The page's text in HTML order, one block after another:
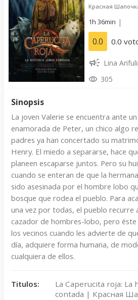
Красная
1h 36min |
0.0 0.0
Lina
305
Sinopsis
La joven Valerie se encuentra ante
enamorada de Peter, un chico algo
padres ya han concertado su
Henry. El miedo a separarse, hace
planeen escaparse juntos. Pero su
cuando se enteran de que la
sido asesinada por el hombre lobo
bosque que rodea el pueblo. Para
una vez por todas, el pueblo recurre
cazador de hombres-lobo, pero
los vecinos cuando les advierte de
día, adquiere forma humana, de
cualquiera de ellos.
Titulos:
La Caperucita roja: La
contada | Красная